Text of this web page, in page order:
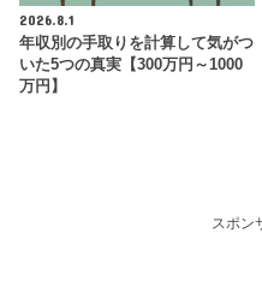
2026.8.1
年収別の手取りを計算して気がつ
いた5つの真実【300万円～1000
万円】
スポン